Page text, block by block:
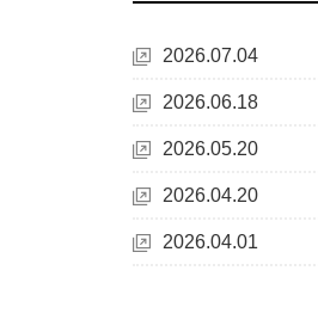
2026.07.04
2026.06.18
2026.05.20
2026.04.20
2026.04.01